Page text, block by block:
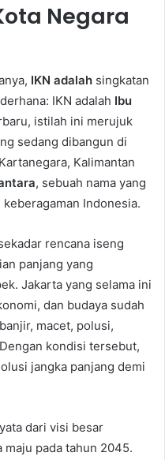
Negara
IKN adalah singkatan
IKN adalah Ibu
istilah ini merujuk
sedang dibangun di
Kalimantan
, sebuah nama yang
Indonesia.
rencana iseng
panjang yang
Jakarta yang selama ini
dan budaya sudah
macet, polusi,
kondisi tersebut,
jangka panjang demi
dari visi besar
pada tahun 2045.